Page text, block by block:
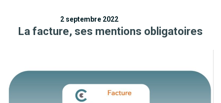
2 septembre 2022
La facture, ses mentions obligatoires